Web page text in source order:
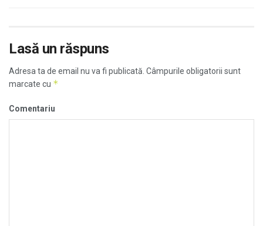
Lasă un răspuns
Adresa ta de email nu va fi publicată. Câmpurile obligatorii sunt
marcate cu *
Comentariu